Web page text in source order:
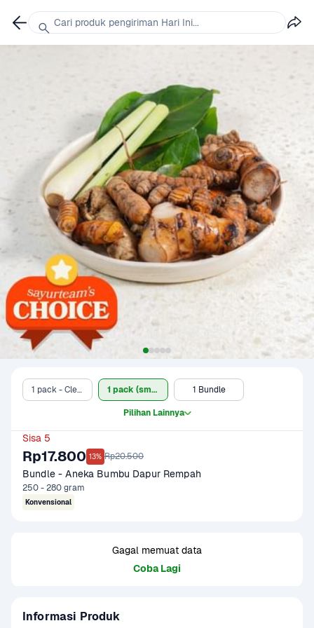
1 pack - Clearance Sale 1 pack (small) 1 Bundle
Pilihan Lainnya
Sisa 5
Rp17.800 13% Rp20.500
Bundle - Aneka Bumbu Dapur Rempah
250 - 280 gram
Konvensional
Gagal memuat data
Coba Lagi
Informasi Produk
Cari produk pengiriman Hari Ini...